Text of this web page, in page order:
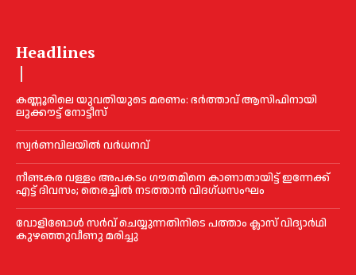
Headlines
കണ്ണൂരിലെ യുവതിയുടെ മരണം: ഭര്‍ത്താവ് ആസിഫിനായി
ലുക്കൗട്ട് നോട്ടീസ്
സ്വർണവിലയിൽ വർധനവ്
നീണ്ടകര വള്ളം അപകടം ഗൗതമിനെ കാണാതായിട്ട് ഇന്നേക്ക്
എട്ട് ദിവസം; തെരച്ചില്‍ നടത്താൻ വിദഗ്ധസംഘം
വോളിബോൾ സർവ് ചെയ്യുന്നതിനിടെ പത്താം ക്ലാസ് വിദ്യാർഥി
കുഴഞ്ഞുവീണു മരിച്ചു